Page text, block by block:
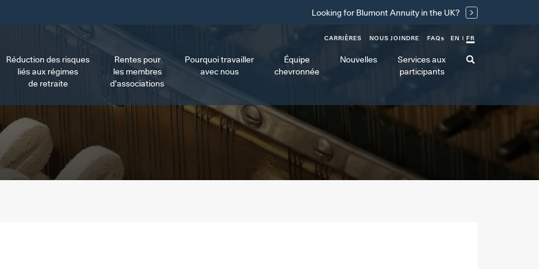
Looking for Blumont Annuity in the UK?
EN FR
CARRIÈRES NOUS JOINDRE FAQs
Réduction des risques
liés aux régimes
de retraite
Rentes pour
les membres
d’associations
Pourquoi travailler
avec nous
Équipe
chevronnée
Nouvelles
Services aux
participants